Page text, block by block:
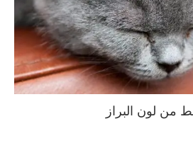
من لون البراز